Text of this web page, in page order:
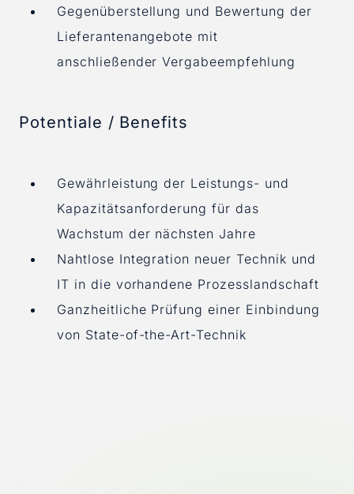
Gegenüberstellung und Bewertung der
Lieferantenangebote mit
anschließender Vergabeempfehlung
Potentiale / Benefits
Gewährleistung der Leistungs- und
Kapazitätsanforderung für das
Wachstum der nächsten Jahre
Nahtlose Integration neuer Technik und
IT in die vorhandene Prozesslandschaft
Ganzheitliche Prüfung einer Einbindung
von State-of-the-Art-Technik